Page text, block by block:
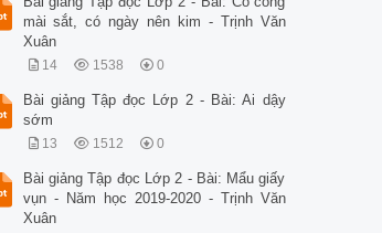
mài sắt, có ngày nên kim - Trịnh Văn
Xuân
14 1538 0
Bài giảng Tập đọc Lớp 2 - Bài: Ai dậy
sớm
13 1512 0
Bài giảng Tập đọc Lớp 2 - Bài: Mẩu giấy
vụn - Năm học 2019-2020 - Trịnh Văn
Xuân